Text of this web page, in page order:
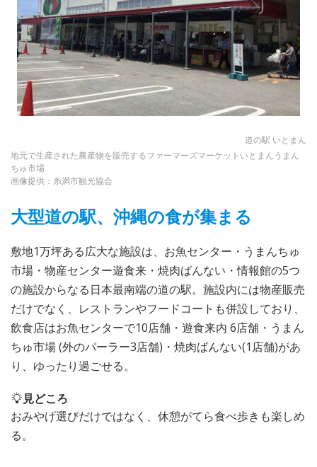
道の駅 いとまん
地元で生産された農産物を販売するファーマーズマーケットいとまんうまん
ちゅ市場
画像提供：糸満市観光協会
大型道の駅、沖縄の食が集まる
敷地1万坪ある広大な施設は、お魚センター・うまんちゅ
市場・物産センター遊食来・焼肉ばんない・情報館の5つ
の施設からなる日本最南端の道の駅。施設内には物産販売
だけでなく、レストランやフードコートも併設しており、
飲食店はお魚センターで10店舗・遊食来内 6店舗・うまん
ちゅ市場 (外のパーラー3店舗)・焼肉ばんない(1店舗)があ
り、ゆったり過ごせる。
見どころ
おみやげ選びだけではなく、休憩がてら食べ歩きも楽しめ
る。